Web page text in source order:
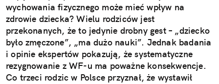
wychowania fizycznego może mieć wpływ na
zdrowie dziecka? Wielu rodziców jest
przekonanych, że to jedynie drobny gest – „dziecko
było zmęczone”, „ma dużo nauki”. Jednak badania
i opinie ekspertów pokazują, że systematyczne
rezygnowanie z WF-u ma poważne konsekwencje.
Co trzeci rodzic w Polsce przyznał, że wystawił